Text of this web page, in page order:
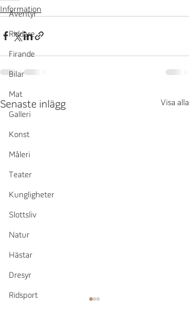
Äventyr
Riddare
Firande
Bilar
Mat
Galleri
Konst
Måleri
Teater
Kungligheter
Slottsliv
Natur
Hästar
Dresyr
Ridsport
Information
Senaste inlägg Visa alla